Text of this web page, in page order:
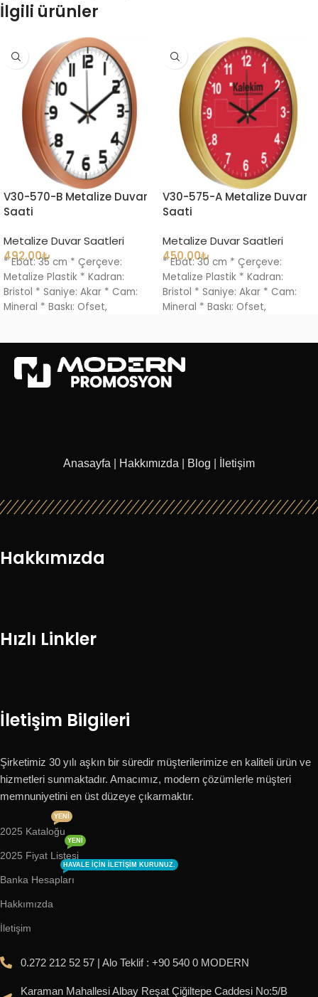
İlgili ürünler
V30-570-B Metalize Duvar
Saati
Metalize Duvar Saatleri
492.00₺
* Ebat: 35 cm * Çerçeve:
Metalize Plastik * Kadran:
Bristol * Saniye: Akar * Cam:
Mineral * Baskı: Ofset,
V30-575-A Metalize Duvar
Saati
Metalize Duvar Saatleri
450.00₺
* Ebat: 30 cm * Çerçeve:
Metalize Plastik * Kadran:
Bristol * Saniye: Akar * Cam:
Mineral * Baskı: Ofset,
Anasayfa Hakkımızda Blog İletişim
Hakkımızda
Hızlı Linkler
İletişim Bilgileri
Şirketimiz 30 yılı aşkın bir süredir müşterilerimize en kaliteli ürün ve
hizmetleri sunmaktadır. Amacımız, modern çözümlerle müşteri
memnuniyetini en üst düzeye çıkarmaktır.
2025 Kataloğu
YENI
2025 Fiyat Listesi
YENI
Banka Hesapları
HAVALE IÇIN ILETIŞIM KURUNUZ.
Hakkımızda
İletişim
0.272 212 52 57 | Alo Teklif : +90 540 0 MODERN
Karaman Mahallesi Albay Reşat Çiğiltepe Caddesi No:5/B